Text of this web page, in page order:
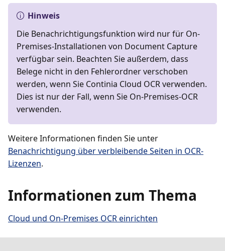
Hinweis
Die Benachrichtigungsfunktion wird nur für On-
Premises-Installationen von Document Capture
verfügbar sein. Beachten Sie außerdem, dass
Belege nicht in den Fehlerordner verschoben
werden, wenn Sie Continia Cloud OCR verwenden.
Dies ist nur der Fall, wenn Sie On-Premises-OCR
verwenden.
Weitere Informationen finden Sie unter
Benachrichtigung über verbleibende Seiten in OCR-
Lizenzen.
Informationen zum Thema
Cloud und On-Premises OCR einrichten